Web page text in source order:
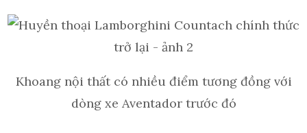
Khoang nội thất có nhiều điểm tương đồng với
dòng xe Aventador trước đó